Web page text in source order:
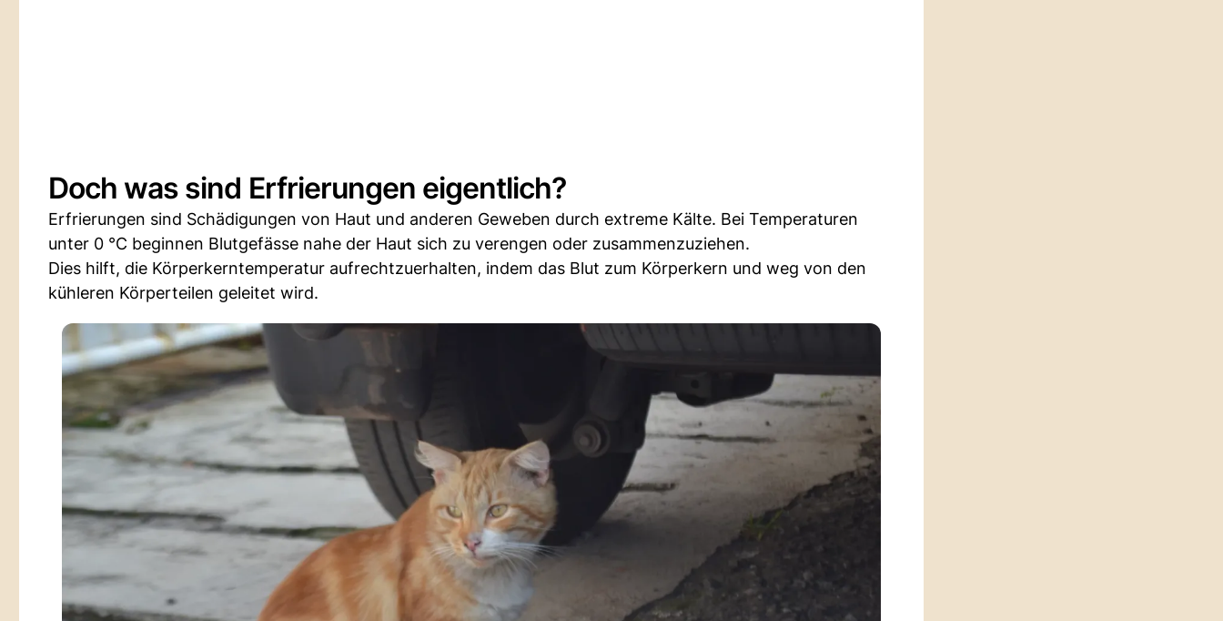
Doch was sind Erfrierungen eigentlich?
Erfrierungen sind Schädigungen von Haut und anderen Geweben durch extreme Kälte. Bei Temperaturen
unter 0 °C beginnen Blutgefässe nahe der Haut sich zu verengen oder zusammenzuziehen.
Dies hilft, die Körperkerntemperatur aufrechtzuerhalten, indem das Blut zum Körperkern und weg von den
kühleren Körperteilen geleitet wird.